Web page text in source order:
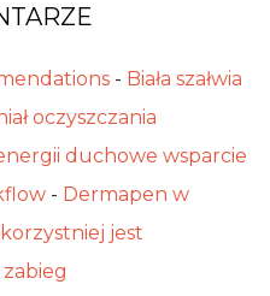
- Biała szałwia
oczyszczania
duchowe wsparcie
- Dermapen w
jest